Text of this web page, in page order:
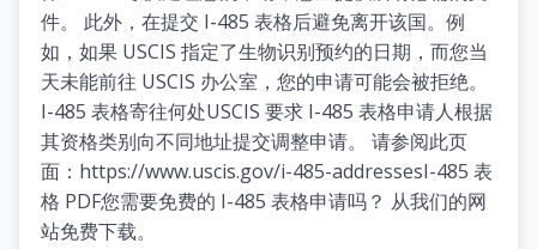
件。 此外，在提交 I-485 表格后避免离开该国。例
如，如果 USCIS 指定了生物识别预约的日期，而您当
天未能前往 USCIS 办公室，您的申请可能会被拒绝。
I-485 表格寄往何处USCIS 要求 I-485 表格申请人根据
其资格类别向不同地址提交调整申请。 请参阅此页
面：https://www.uscis.gov/i-485-addressesI-485 表
格 PDF您需要免费的 I-485 表格申请吗？ 从我们的网
站免费下载。